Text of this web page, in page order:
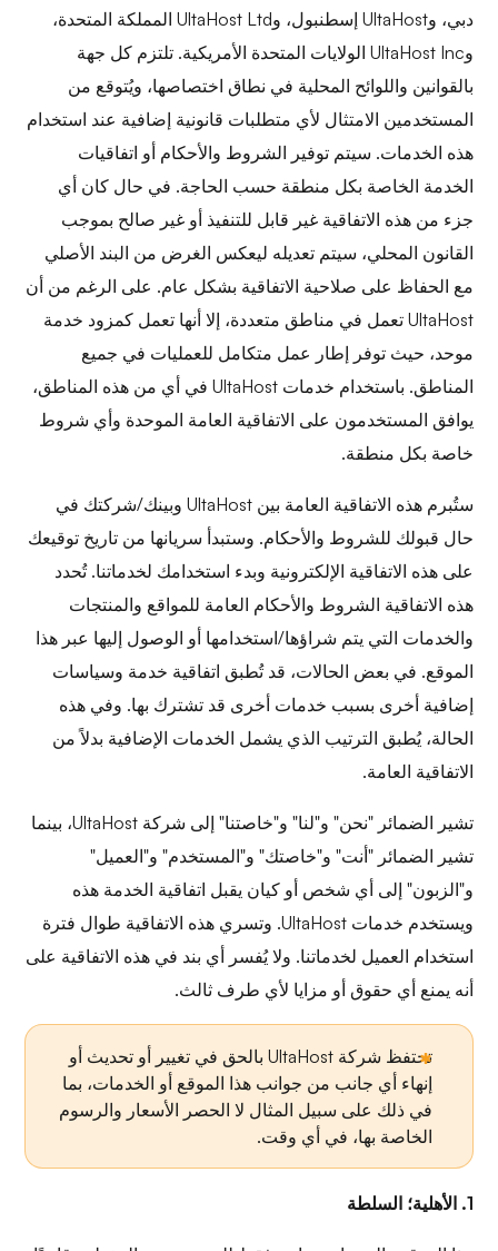
دبي، وUltaHost إسطنبول، وUltaHost Ltd المملكة المتحدة،
وUltaHost Inc الولايات المتحدة الأمريكية. تلتزم كل جهة
بالقوانين واللوائح المحلية في نطاق اختصاصها، ويُتوقع من
المستخدمين الامتثال لأي متطلبات قانونية إضافية عند استخدام
هذه الخدمات. سيتم توفير الشروط والأحكام أو اتفاقيات
الخدمة الخاصة بكل منطقة حسب الحاجة. في حال كان أي
جزء من هذه الاتفاقية غير قابل للتنفيذ أو غير صالح بموجب
القانون المحلي، سيتم تعديله ليعكس الغرض من البند الأصلي
مع الحفاظ على صلاحية الاتفاقية بشكل عام. على الرغم من أن
UltaHost تعمل في مناطق متعددة، إلا أنها تعمل كمزود خدمة
موحد، حيث توفر إطار عمل متكامل للعمليات في جميع
المناطق. باستخدام خدمات UltaHost في أي من هذه المناطق،
يوافق المستخدمون على الاتفاقية العامة الموحدة وأي شروط
خاصة بكل منطقة.
ستُبرم هذه الاتفاقية العامة بين UltaHost وبينك/شركتك في
حال قبولك للشروط والأحكام. وستبدأ سريانها من تاريخ توقيعك
على هذه الاتفاقية الإلكترونية وبدء استخدامك لخدماتنا. تُحدد
هذه الاتفاقية الشروط والأحكام العامة للمواقع والمنتجات
والخدمات التي يتم شراؤها/استخدامها أو الوصول إليها عبر هذا
الموقع. في بعض الحالات، قد تُطبق اتفاقية خدمة وسياسات
إضافية أخرى بسبب خدمات أخرى قد تشترك بها. وفي هذه
الحالة، يُطبق الترتيب الذي يشمل الخدمات الإضافية بدلاً من
الاتفاقية العامة.
تشير الضمائر "نحن" و"لنا" و"خاصتنا" إلى شركة UltaHost، بينما
تشير الضمائر "أنت" و"خاصتك" و"المستخدم" و"العميل"
و"الزبون" إلى أي شخص أو كيان يقبل اتفاقية الخدمة هذه
ويستخدم خدمات UltaHost. وتسري هذه الاتفاقية طوال فترة
استخدام العميل لخدماتنا. ولا يُفسر أي بند في هذه الاتفاقية على
أنه يمنع أي حقوق أو مزايا لأي طرف ثالث.
تحتفظ شركة UltaHost بالحق في تغيير أو تحديث أو
إنهاء أي جانب من جوانب هذا الموقع أو الخدمات، بما
في ذلك على سبيل المثال لا الحصر الأسعار والرسوم
الخاصة بها، في أي وقت.